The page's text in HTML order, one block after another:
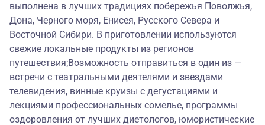
выполнена в лучших традициях побережья Поволжья,
Дона, Черного моря, Енисея, Русского Севера и
Восточной Сибири. В приготовлении используются
свежие локальные продукты из регионов
путешествия;Возможность отправиться в один из —
встречи с театральными деятелями и звездами
телевидения, винные круизы с дегустациями и
лекциями профессиональных сомелье, программы
оздоровления от лучших диетологов, юмористические